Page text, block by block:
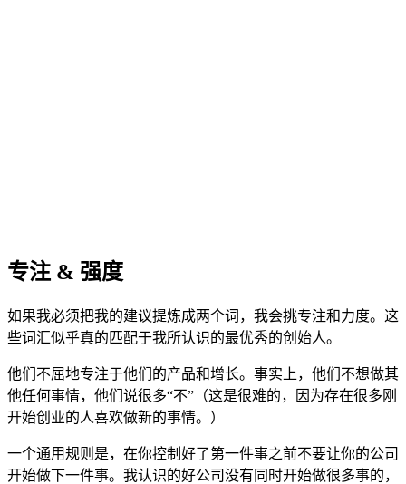
专注 & 强度
如果我必须把我的建议提炼成两个词，我会挑专注和力度。这
些词汇似乎真的匹配于我所认识的最优秀的创始人。
他们不屈地专注于他们的产品和增长。事实上，他们不想做其
他任何事情，他们说很多“不”（这是很难的，因为存在很多刚
开始创业的人喜欢做新的事情。）
一个通用规则是，在你控制好了第一件事之前不要让你的公司
开始做下一件事。我认识的好公司没有同时开始做很多事的，